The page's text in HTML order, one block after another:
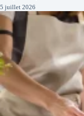
5 juillet 2026